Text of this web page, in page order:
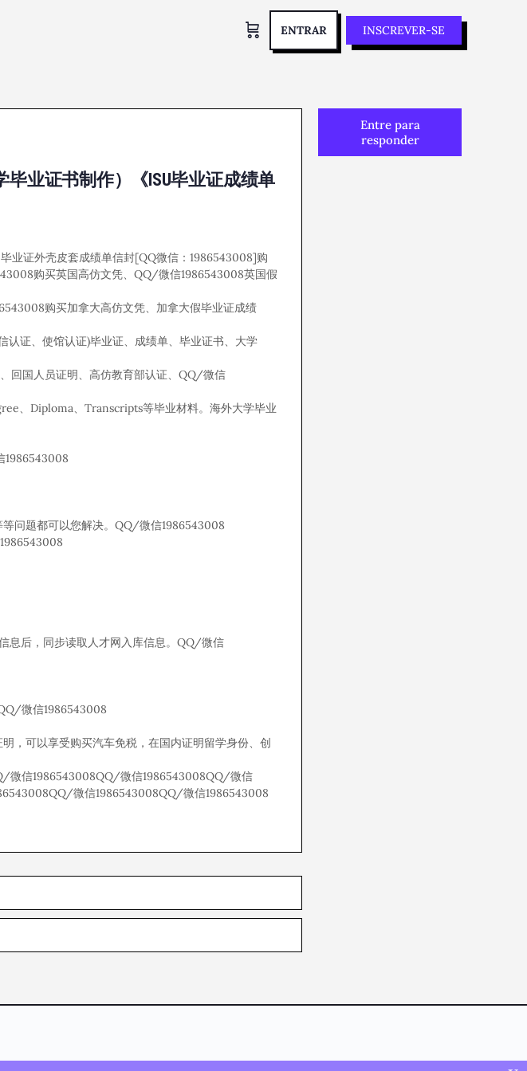
ENTRAR INSCREVER-SE
毕业证书制作）《ISU毕业证成绩单
业证外壳皮套成绩单信封[QQ微信：1986543008]购
购买英国高仿文凭、QQ/微信1986543008英国假
购买加拿大高仿文凭、加拿大假毕业证成绩
证、使馆认证)毕业证、成绩单、毕业证书、大学
回国人员证明、高仿教育部认证、QQ/微信
、Diploma、Transcripts等毕业材料。海外大学毕业
1986543008
问题都可以您解决。QQ/微信1986543008
息后，同步读取人才网入库信息。QQ/微信
微信1986543008
，可以享受购买汽车免税，在国内证明留学身份、创
微信1986543008QQ/微信1986543008QQ/微信
微信1986543008QQ/微信1986543008
Entre para
responder